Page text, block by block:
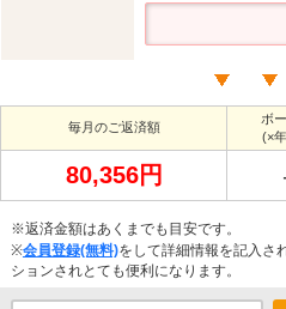
毎月のご返済額
ボ
(×
80,356円
※返済金額はあくまでも目安です。
※会員登録(無料)をして詳細情報を記入さ
ションされとても便利になります。